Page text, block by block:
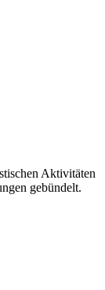
Aktivitäten
gebündelt.